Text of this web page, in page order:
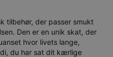
tilbehør, der passer smukt
Den er en unik skat, der
hvor livets lange,
du har sat dit kærlige